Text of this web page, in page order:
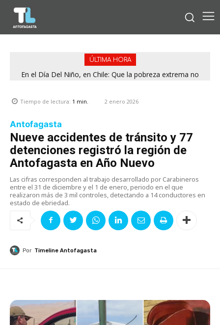
ÚLTIMA HORA
En el Día Del Niño, en Chile: Que la pobreza extrema no
Tiempo de lectura: 1 min. 2 enero 2026
Antofagasta
Nueve accidentes de tránsito y 77
detenciones registró la región de
Antofagasta en Año Nuevo
Las cifras corresponden al trabajo desarrollado por Carabineros
entre el 31 de diciembre y el 1 de enero, periodo en el que
realizaron más de 3 mil controles, detectando a 14 conductores en
estado de ebriedad.
Por Timeline Antofagasta